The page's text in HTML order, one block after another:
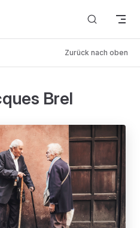
Zurück nach oben
Brel